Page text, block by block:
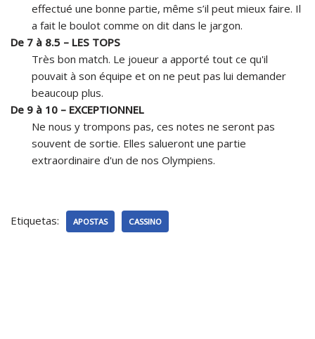
effectué une bonne partie, même s’il peut mieux faire. Il
a fait le boulot comme on dit dans le jargon.
De 7 à 8.5 – LES TOPS
Très bon match. Le joueur a apporté tout ce qu'il
pouvait à son équipe et on ne peut pas lui demander
beaucoup plus.
De 9 à 10 – EXCEPTIONNEL
Ne nous y trompons pas, ces notes ne seront pas
souvent de sortie. Elles salueront une partie
extraordinaire d'un de nos Olympiens.
Etiquetas: APOSTAS CASSINO